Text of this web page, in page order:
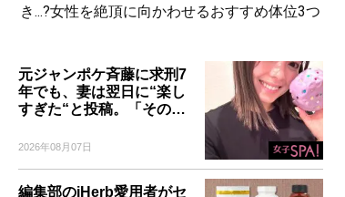
き...?女性を絶頂に向かわせるおすすめ体位3つ
元ジャンポケ斉藤に求刑7
年でも、妻は翌日に“楽し
すぎた“と投稿。「その…
2026年08月07日
編集部のiHerb愛用者がセ